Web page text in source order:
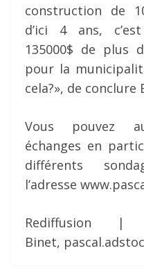
construction de
d’ici 4 ans,
135000$ de plus
pour la
cela?», de conclure
Vous pouvez
échanges en
différents
l’adresse
Rediffusion |
Binet,